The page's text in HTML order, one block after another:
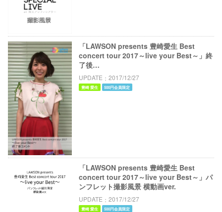
「LAWSON presents 豊崎愛生 Best
concert tour 2017～live your Best～」終
了後…
UPDATE 2017/12/27
豊崎 愛生 500円会員限定
「LAWSON presents 豊崎愛生 Best
concert tour 2017～live your Best～」パ
ンフレット撮影風景 横動画ver.
UPDATE 2017/12/27
豊崎 愛生 500円会員限定